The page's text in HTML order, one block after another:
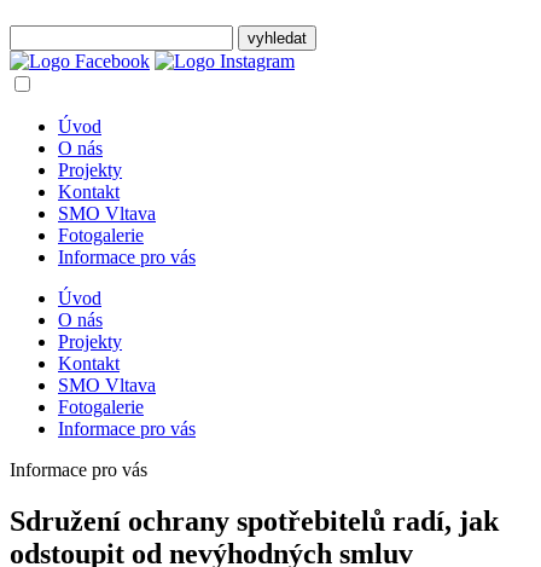
Úvod
O nás
Projekty
Kontakt
SMO Vltava
Fotogalerie
Informace pro vás
Úvod
O nás
Projekty
Kontakt
SMO Vltava
Fotogalerie
Informace pro vás
Informace pro vás
Sdružení ochrany spotřebitelů radí, jak
odstoupit od nevýhodných smluv